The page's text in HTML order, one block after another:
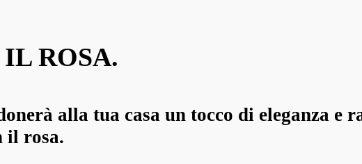
ROSA.
alla tua casa un tocco di eleganza e
il rosa.